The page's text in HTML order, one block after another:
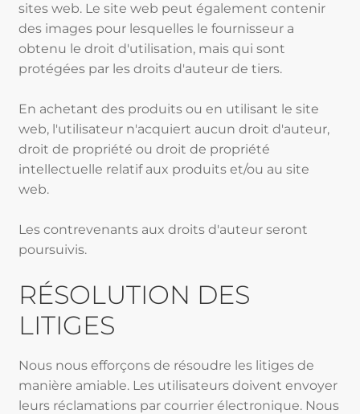
sites web. Le site web peut également contenir
des images pour lesquelles le fournisseur a
obtenu le droit d'utilisation, mais qui sont
protégées par les droits d'auteur de tiers.
En achetant des produits ou en utilisant le site
web, l'utilisateur n'acquiert aucun droit d'auteur,
droit de propriété ou droit de propriété
intellectuelle relatif aux produits et/ou au site
web.
Les contrevenants aux droits d'auteur seront
poursuivis.
RÉSOLUTION DES
LITIGES
Nous nous efforçons de résoudre les litiges de
manière amiable. Les utilisateurs doivent envoyer
leurs réclamations par courrier électronique. Nous